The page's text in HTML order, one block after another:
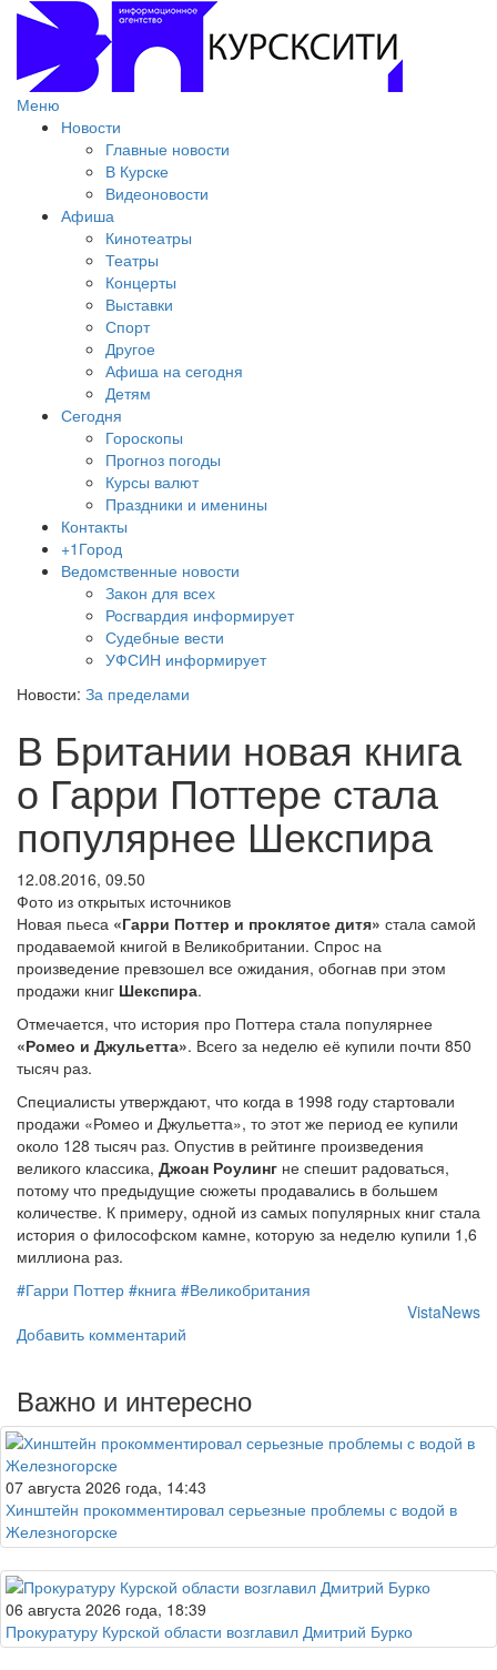
Меню
Новости
Главные новости
В Курске
Видеоновости
Афиша
Кинотеатры
Театры
Концерты
Выставки
Спорт
Другое
Афиша на сегодня
Детям
Сегодня
Гороскопы
Прогноз погоды
Курсы валют
Праздники и именины
Контакты
+1Город
Ведомственные новости
Закон для всех
Росгвардия информирует
Судебные вести
УФСИН информирует
Новости: За пределами
В Британии новая книга
о Гарри Поттере стала
популярнее Шекспира
12.08.2016, 09.50
Фото из открытых источников
Новая пьеса «Гарри Поттер и проклятое дитя» стала самой
продаваемой книгой в Великобритании. Спрос на
произведение превзошел все ожидания, обогнав при этом
продажи книг Шекспира.
Отмечается, что история про Поттера стала популярнее
«Ромео и Джульетта». Всего за неделю её купили почти 850
тысяч раз.
Специалисты утверждают, что когда в 1998 году стартовали
продажи «Ромео и Джульетта», то этот же период ее купили
около 128 тысяч раз. Опустив в рейтинге произведения
великого классика, Джоан Роулинг не спешит радоваться,
потому что предыдущие сюжеты продавались в большем
количестве. К примеру, одной из самых популярных книг стала
история о философском камне, которую за неделю купили 1,6
миллиона раз.
#Гарри Поттер #книга #Великобритания
VistaNews
Добавить комментарий
Важно и интересно
07 августа 2026 года, 14:43
Хинштейн прокомментировал серьезные проблемы с водой в
Железногорске
06 августа 2026 года, 18:39
Прокуратуру Курской области возглавил Дмитрий Бурко